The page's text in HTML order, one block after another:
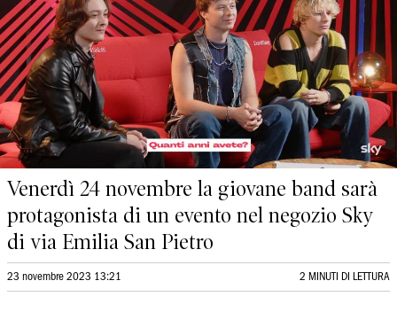
Venerdì 24 novembre la giovane band sarà
protagonista di un evento nel negozio Sky
di via Emilia San Pietro
23 novembre 2023 13:21 2 MINUTI DI LETTURA